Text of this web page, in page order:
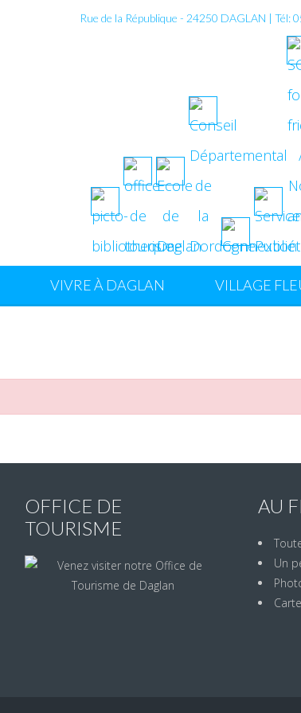
Rue de la République - 24250 DAGLAN | Tél:
VIVRE À DAGLAN VILLAGE
OFFICE DE
TOURISME
AU
Un